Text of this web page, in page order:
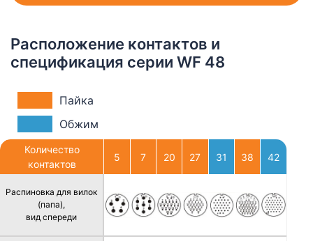
Расположение контактов и
спецификация серии WF 48
Пайка
Обжим
Количество
контактов
Распиновка для вилок
(папа),
вид спереди
5 7 20 27 31 38 42